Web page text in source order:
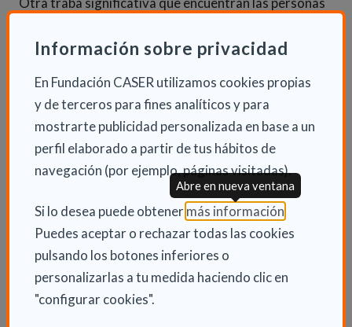
Información sobre privacidad
En Fundación CASER utilizamos cookies propias
y de terceros para fines analíticos y para
mostrarte publicidad personalizada en base a un
perfil elaborado a partir de tus hábitos de
navegación (por ejemplo, páginas visitadas).
Si lo desea puede obtener más información
Puedes aceptar o rechazar todas las cookies
pulsando los botones inferiores o
personalizarlas a tu medida haciendo clic en
"configurar cookies".
Abre en nueva ventana
que como aseguran las gerontólogas en este
decisiones de compra de los padres ya mayores, y no
autorizar o validar la reforma propuesta”.
INFORMACIÓN ADICIONAL
Jue 21 Marzo 2024
Actualidad
ENLACES RELACIONADOS